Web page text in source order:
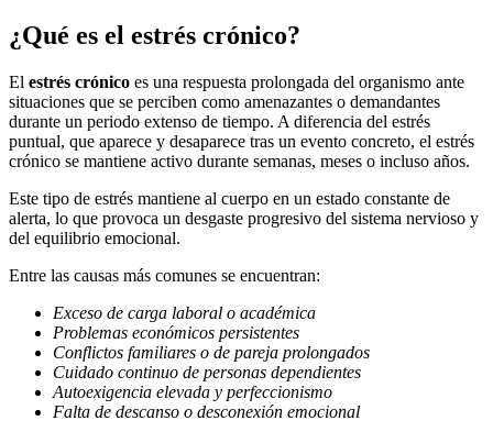
¿Qué es el estrés crónico?
El estrés crónico es una respuesta prolongada del organismo ante
situaciones que se perciben como amenazantes o demandantes
durante un periodo extenso de tiempo. A diferencia del estrés
puntual, que aparece y desaparece tras un evento concreto, el estrés
crónico se mantiene activo durante semanas, meses o incluso años.
Este tipo de estrés mantiene al cuerpo en un estado constante de
alerta, lo que provoca un desgaste progresivo del sistema nervioso y
del equilibrio emocional.
Entre las causas más comunes se encuentran:
Exceso de carga laboral o académica
Problemas económicos persistentes
Conflictos familiares o de pareja prolongados
Cuidado continuo de personas dependientes
Autoexigencia elevada y perfeccionismo
Falta de descanso o desconexión emocional